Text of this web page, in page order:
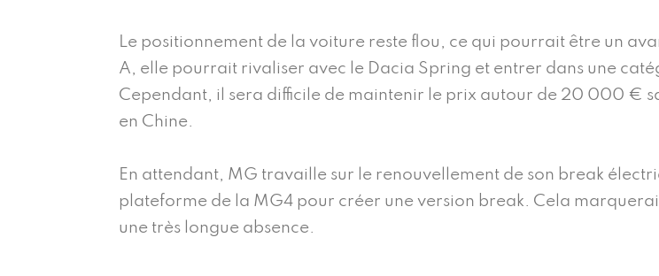
Le positionnement de la voiture reste flou, ce qui pourrait être un
A, elle pourrait rivaliser avec le Dacia Spring et entrer dans une
Cependant, il sera difficile de maintenir le prix autour de 20 000 €
en Chine.
En attendant, MG travaille sur le renouvellement de son break
plateforme de la MG4 pour créer une version break. Cela
une très longue absence.